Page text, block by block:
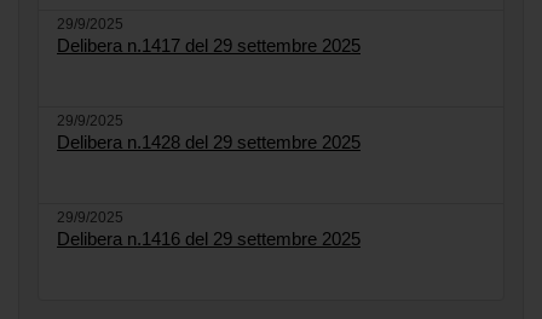
29/9/2025
Delibera n.1417 del 29 settembre 2025
29/9/2025
Delibera n.1428 del 29 settembre 2025
29/9/2025
Delibera n.1416 del 29 settembre 2025